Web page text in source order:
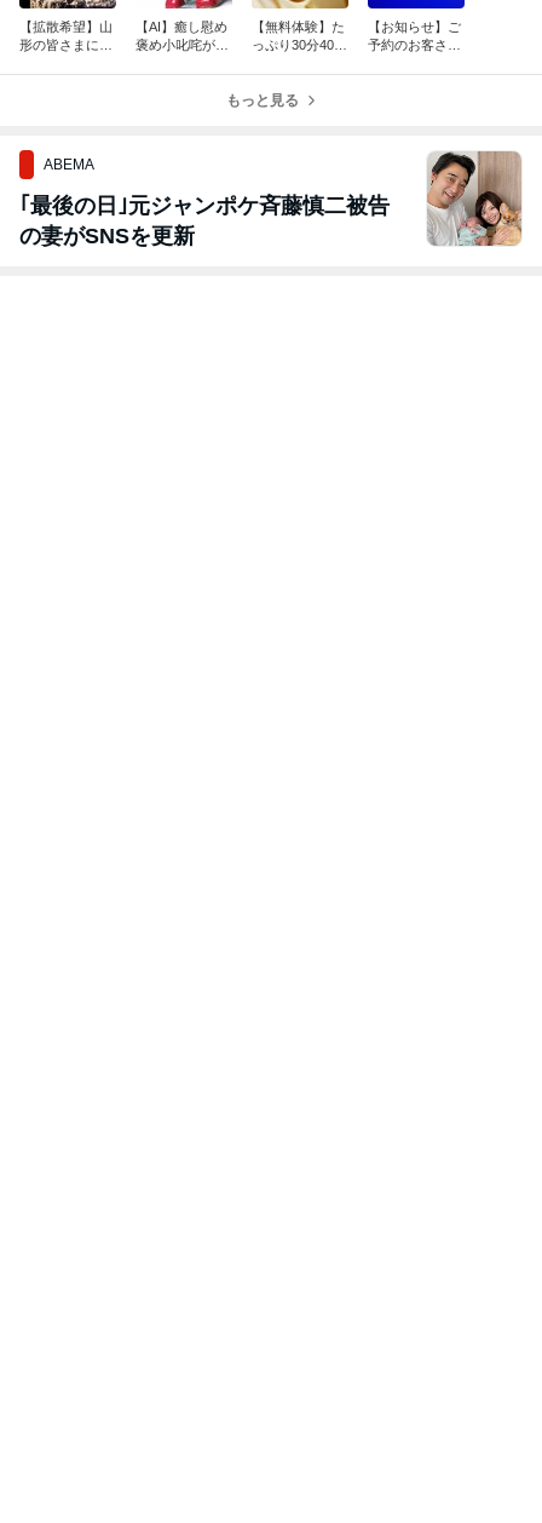
【拡散希望】山
形の皆さまに届
【AI】癒し慰め
褒め小叱咤が上
【無料体験】た
っぷり30分4000
【お知らせ】ご
予約のお客さま
もっと見る
ABEMA
｢最後の日｣元ジャンポケ斉藤慎二被告
の妻がSNSを更新